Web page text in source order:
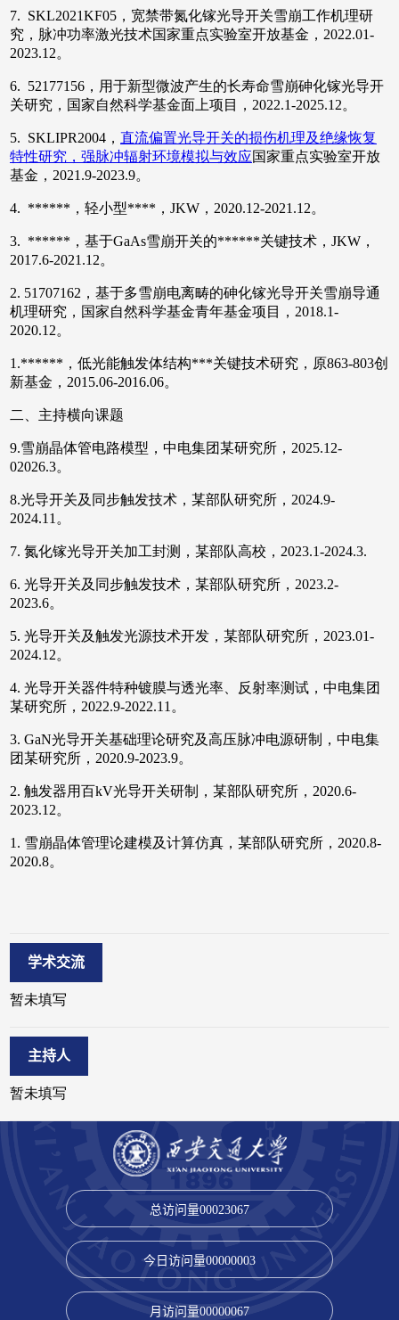
学术交流
主持人
总访问量00023067
今日访问量00000003
月访问量00000067